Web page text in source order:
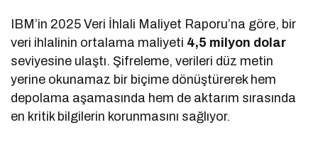
IBM’in 2025 Veri İhlali Maliyet Raporu’na göre, bir
veri ihlalinin ortalama maliyeti 4,5 milyon dolar
seviyesine ulaştı. Şifreleme, verileri düz metin
yerine okunamaz bir biçime dönüştürerek hem
depolama aşamasında hem de aktarım sırasında
en kritik bilgilerin korunmasını sağlıyor.